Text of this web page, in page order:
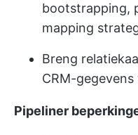
bootstrapping,
mapping
Breng
CRM-
Pipeliner